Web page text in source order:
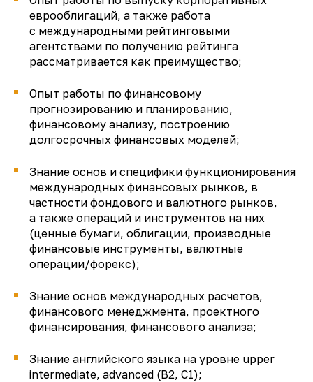
еврооблигаций, а также работа
с международными рейтинговыми
агентствами по получению рейтинга
рассматривается как преимущество;
Опыт работы по финансовому
прогнозированию и планированию,
финансовому анализу, построению
долгосрочных финансовых моделей;
Знание основ и специфики функционирования
международных финансовых рынков, в
частности фондового и валютного рынков,
а также операций и инструментов на них
(ценные бумаги, облигации, производные
финансовые инструменты, валютные
операции/форекс);
Знание основ международных расчетов,
финансового менеджмента, проектного
финансирования, финансового анализа;
Знание английского языка на уровне upper
intermediate, advanced (B2, C1);